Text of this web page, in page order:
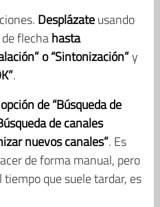
Desplázateusando
flechahasta
o “Sintonización”y
.
opción de “Búsqueda de
de canales
nuevos canales”. Es
de forma manual, pero
que suele tardar, es